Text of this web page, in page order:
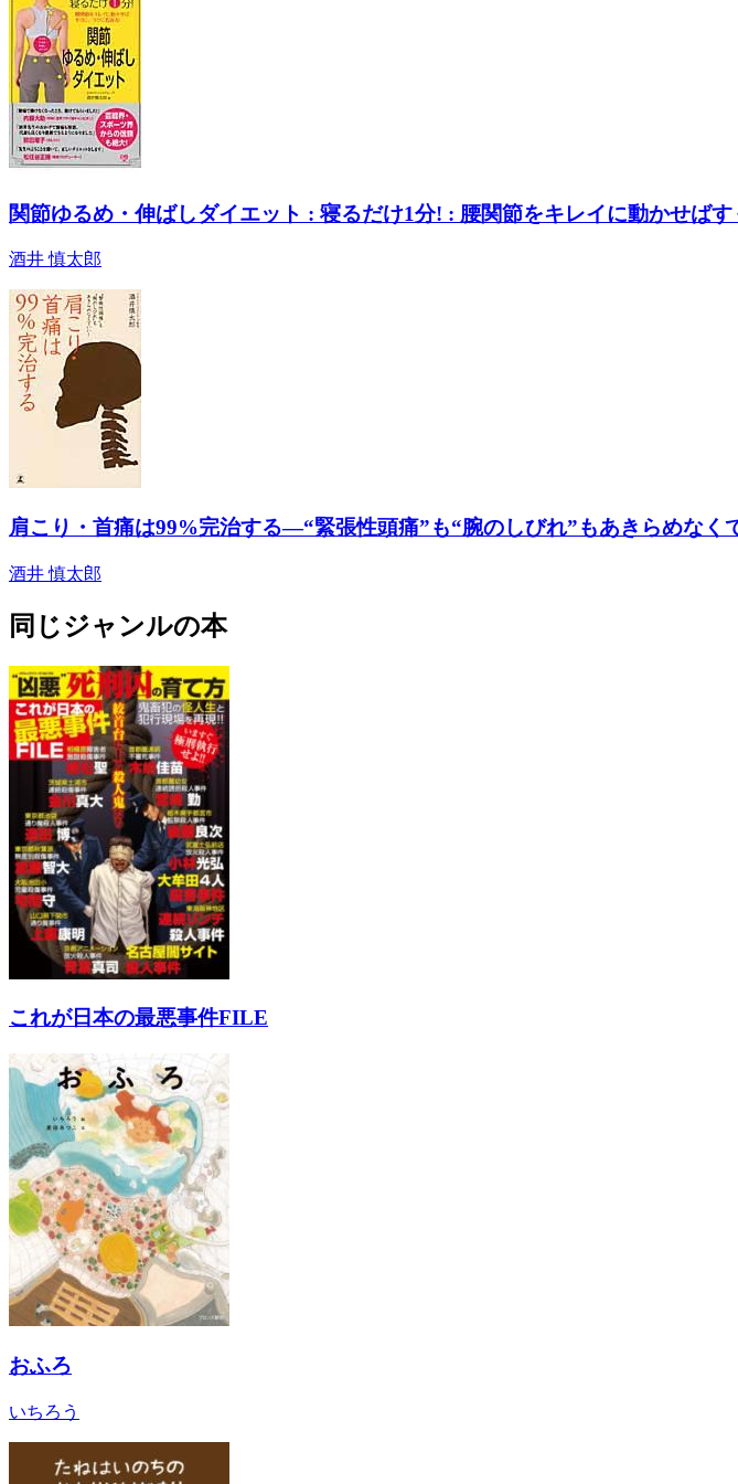
関節ゆるめ・伸ばしダイエット : 寝るだけ1分! : 腰関節をキレイに動かせば
酒井 慎太郎
肩こり・首痛は99%完治する―“緊張性頭痛”も“腕のしびれ”もあきらめなく
酒井 慎太郎
同じジャンルの本
これが日本の最悪事件FILE
おふろ
いちろう